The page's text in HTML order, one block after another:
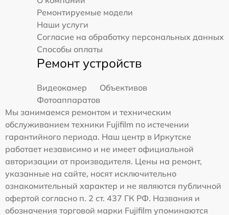
Ремонтируемые модели
Наши услуги
Согласие на обработку персональных данных
Способы оплаты
Ремонт устройств
Видеокамер
Объективов
Фотоаппаратов
Мы занимаемся ремонтом и техническим
обслуживанием техники Fujifilm по истечении
гарантийного периода. Наш центр в Иркутске
работает независимо и не имеет официальной
авторизации от производителя. Цены на ремонт,
указанные на сайте, носят исключительно
ознакомительный характер и не являются публичной
офертой согласно п. 2 ст. 437 ГК РФ. Названия и
обозначения торговой марки Fujifilm упоминаются